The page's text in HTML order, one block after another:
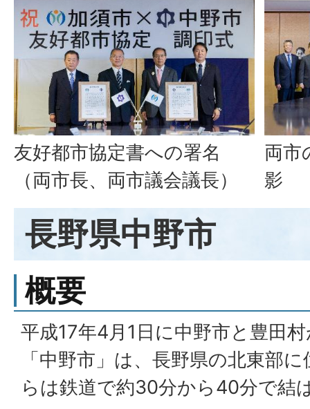
友好都市協定書への署名
（両市長、両市議会議長）
両市
影
長野県中野市
概要
平成17年4月1日に中野市と豊田
「中野市」は、長野県の北東部
らは鉄道で約30分から40分で結